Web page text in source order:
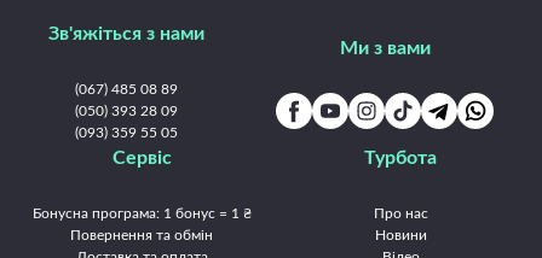
Зв'яжіться з нами
(067) 485 08 89
(050) 393 28 09
(093) 359 55 05
Ми з вами
Сервіс
Бонусна програма: 1 бонус = 1 ₴
Повернення та обмін
Турбота
Про нас
Новини